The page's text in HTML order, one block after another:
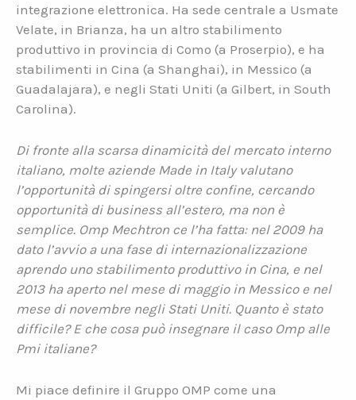
integrazione elettronica. Ha sede centrale a Usmate
Velate, in Brianza, ha un altro stabilimento
produttivo in provincia di Como (a Proserpio), e ha
stabilimenti in Cina (a Shanghai), in Messico (a
Guadalajara), e negli Stati Uniti (a Gilbert, in South
Carolina).
Di fronte alla scarsa dinamicità del mercato interno
italiano, molte aziende Made in Italy valutano
l’opportunità di spingersi oltre confine, cercando
opportunità di business all’estero, ma non è
semplice. Omp Mechtron ce l’ha fatta: nel 2009 ha
dato l’avvio a una fase di internazionalizzazione
aprendo uno stabilimento produttivo in Cina, e nel
2013 ha aperto nel mese di maggio in Messico e nel
mese di novembre negli Stati Uniti. Quanto è stato
difficile? E che cosa può insegnare il caso Omp alle
Pmi italiane?
Mi piace definire il Gruppo OMP come una